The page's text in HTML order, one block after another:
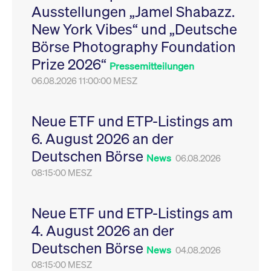
Ausstellungen „Jamel Shabazz.
New York Vibes“ und „Deutsche
Börse Photography Foundation
Prize 2026“ Pressemitteilungen
06.08.2026 11:00:00 MESZ
Neue ETF und ETP-Listings am
6. August 2026 an der
Deutschen Börse News 06.08.2026
08:15:00 MESZ
Neue ETF und ETP-Listings am
4. August 2026 an der
Deutschen Börse News 04.08.2026
08:15:00 MESZ
Leistung der Website
zu messen. Es handelt
sich um ein Muster-
Cookie, bei dem auf
das Präfix _pk_ses
eine kurze Reihe von
VISITOR_PRIVACY_METADATA
YouTube
.youtube.com
6
Monate
Dieses Cookie dient
Speicherung der
Einwilligungs- und
des Nutzers für ihre
Interaktion mit der
Sitzungen geehrt